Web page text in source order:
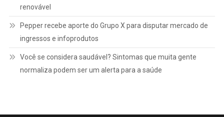
renovável
Pepper recebe aporte do Grupo X para disputar mercado de
ingressos e infoprodutos
Você se considera saudável? Sintomas que muita gente
normaliza podem ser um alerta para a saúde